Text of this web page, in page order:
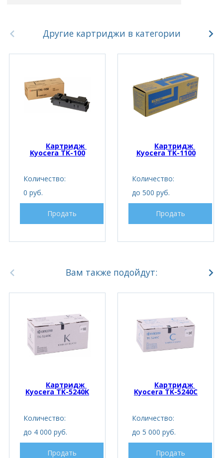
Другие картриджи в категории
Картридж
Kyocera TK-100
Количество:
0 руб.
Продать
Картридж
Kyocera TK-1100
Количество:
до 500 руб.
Продать
Вам также подойдут:
Картридж
Kyocera TK-5240K
Количество:
до 4 000 руб.
Продать
Картридж
Kyocera TK-5240C
Количество:
до 5 000 руб.
Продать